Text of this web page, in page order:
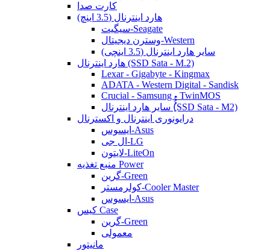
کارت صدا
هارد اینترنال (3.5 اینچ)
سیگیت-Seagate
وسترن دیجیتال-Western
سایر هارد اینترنال (3.5 اینچی)
هارد اینترنال (SSD Sata - M.2)
Lexar - Gigabyte - Kingmax
ADATA - Western Digital - Sandisk
Crucial - Samsung - TwinMOS
سایر هارد اینترنال (ُُُِSSD Sata - M2)
درایونوری اینترنال و اکسترنال
ایسوس-Asus
ال جی-LG
لایتون-LiteOn
منبع تغذیه Power
گرین-Green
کولرمستر-Cooler Master
ایسوس-Asus
کیس Case
گرین-Green
معمولی
مانیتور